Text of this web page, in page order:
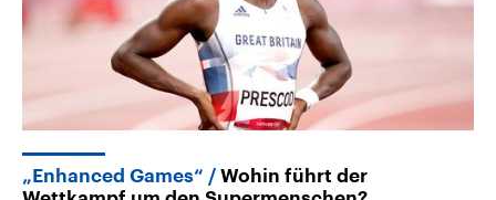
„Enhanced Games“
Wohin führt der